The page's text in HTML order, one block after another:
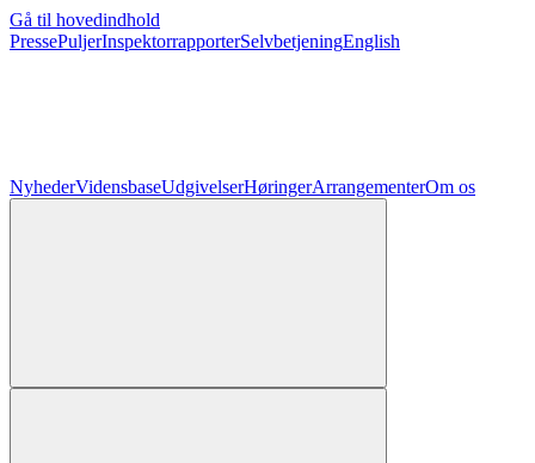
Gå til hovedindhold
PressePuljerInspektorrapporterSelvbetjeningEnglish
NyhederVidensbaseUdgivelserHøringerArrangementerOm os